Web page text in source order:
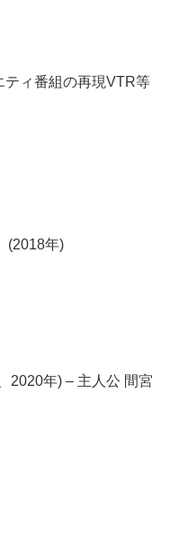
ティ番組の再現VTR等
(2018年)
2020年) – 主人公 間宮